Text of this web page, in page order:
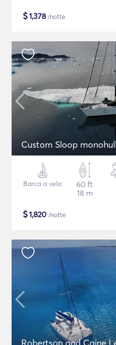
$1,378 /notte
Custom Sloop monohull
Barca a vela
60 ft
18 m
$1,820 /notte